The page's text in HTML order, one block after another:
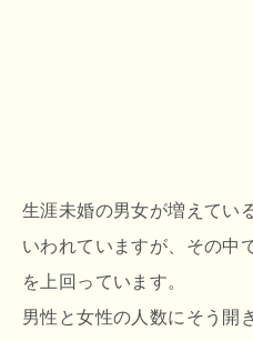
生涯未婚の男女が増えてい
いわれていますが、その中
を上回っています。
男性と女性の人数にそう開